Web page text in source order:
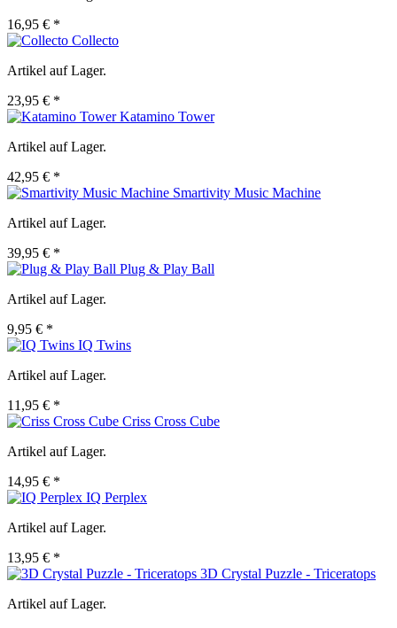
16,95 € *
Collecto
Artikel auf Lager.
23,95 € *
Katamino Tower
Artikel auf Lager.
42,95 € *
Smartivity Music Machine
Artikel auf Lager.
39,95 € *
Plug & Play Ball
Artikel auf Lager.
9,95 € *
IQ Twins
Artikel auf Lager.
11,95 € *
Criss Cross Cube
Artikel auf Lager.
14,95 € *
IQ Perplex
Artikel auf Lager.
13,95 € *
3D Crystal Puzzle - Triceratops
Artikel auf Lager.